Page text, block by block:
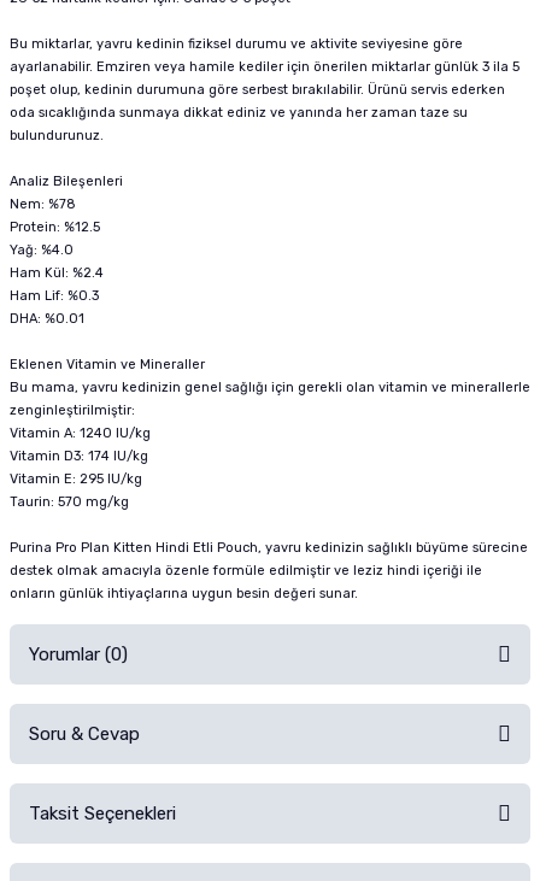
Bu miktarlar, yavru kedinin fiziksel durumu ve aktivite seviyesine göre
ayarlanabilir. Emziren veya hamile kediler için önerilen miktarlar günlük 3 ila 5
poşet olup, kedinin durumuna göre serbest bırakılabilir. Ürünü servis ederken
oda sıcaklığında sunmaya dikkat ediniz ve yanında her zaman taze su
bulundurunuz.
Analiz Bileşenleri
Nem: %78
Protein: %12.5
Yağ: %4.0
Ham Kül: %2.4
Ham Lif: %0.3
DHA: %0.01
Eklenen Vitamin ve Mineraller
Bu mama, yavru kedinizin genel sağlığı için gerekli olan vitamin ve minerallerle
zenginleştirilmiştir:
Vitamin A: 1240 IU/kg
Vitamin D3: 174 IU/kg
Vitamin E: 295 IU/kg
Taurin: 570 mg/kg
Purina Pro Plan Kitten Hindi Etli Pouch, yavru kedinizin sağlıklı büyüme sürecine
destek olmak amacıyla özenle formüle edilmiştir ve leziz hindi içeriği ile
onların günlük ihtiyaçlarına uygun besin değeri sunar.
Yorumlar (0)
Ürünü Satın Al ve Yorumla
Soru & Cevap
Taksit Seçenekleri